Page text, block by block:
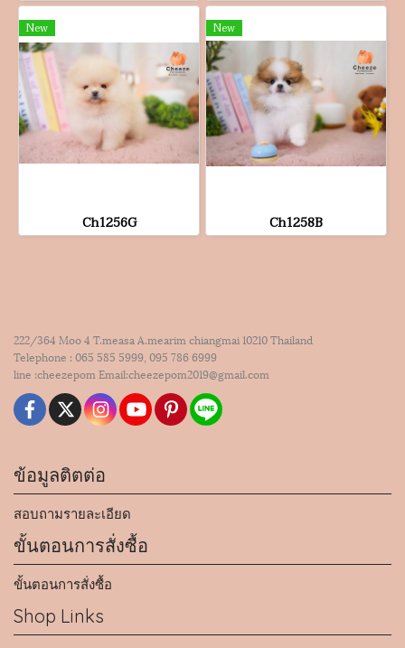
New
Ch1256G
New
Ch1258B
222/364 Moo 4 T.measa A.mearim chiangmai 10210 Thailand
Telephone : 065 585 5999, 095 786 6999
line :cheezepom Email:cheezepom2019@gmail.com
ข้อมูลติตต่อ
สอบถามรายละเอียด
ขั้นตอนการสั่งซื้อ
ขั้นตอนการสั่งซื้อ
Shop Links